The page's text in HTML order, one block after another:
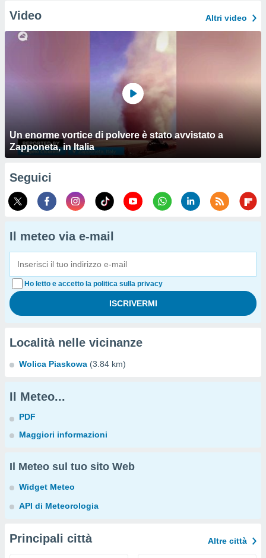
Video Altri video
Un enorme vortice di polvere è stato avvistato a
Zapponeta, in Italia
Seguici
Il meteo via e-mail
Ho letto e accetto la politica sulla privacy
Località nelle vicinanze
Wolica Piaskowa (3.84 km)
Il Meteo...
PDF
Maggiori informazioni
Il Meteo sul tuo sito Web
Widget Meteo
API di Meteorologia
Principali città Altre città